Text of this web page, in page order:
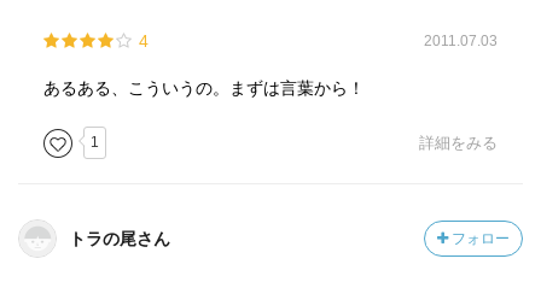
4 2011.07.03
あるある、こういうの。まずは言葉から！
1 詳細をみる
トラの尾さん フォロー